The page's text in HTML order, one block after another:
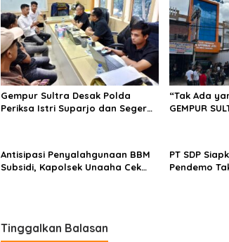
Gempur Sultra Desak Polda
Periksa Istri Suparjo dan Segera
“Tak Ada
GEMPUR
Antisipasi Penyalahgunaan BBM
Subsidi, Kapolsek Unaaha Cek
PT SDP
Pendemo
Tinggalkan Balasan